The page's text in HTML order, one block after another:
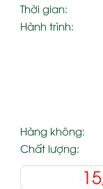
Thời gian:
Hành trình:
Hàng không:
Chất lượng: